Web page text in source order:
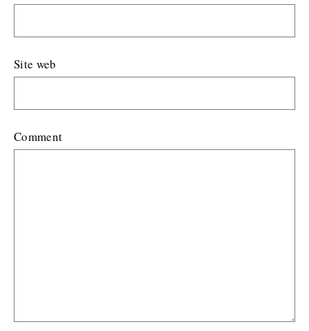
Site web
Comment